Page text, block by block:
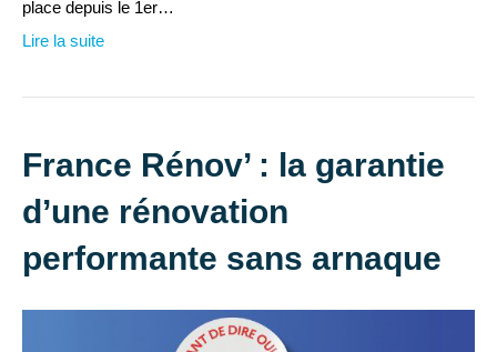
place depuis le 1er…
Lire la suite
France Rénov’ : la garantie
d’une rénovation
performante sans arnaque